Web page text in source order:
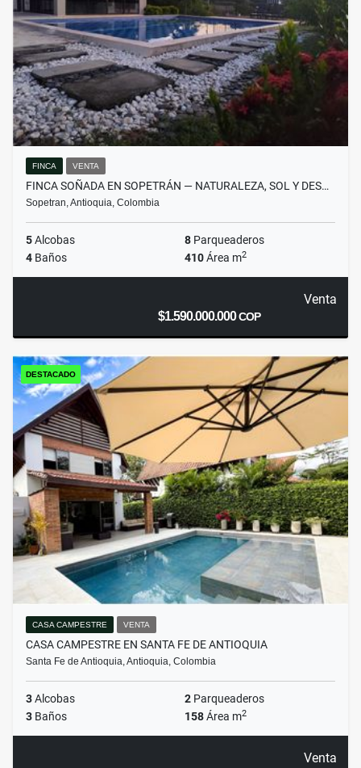
FINCA VENTA
FINCA SOÑADA EN SOPETRÁN — NATURALEZA, SOL Y DES…
Sopetran, Antioquia, Colombia
5Alcobas 8 Parqueaderos
4 Baños 410Área m2
Venta
$1.590.000.000COP
DESTACADO
CASA CAMPESTRE VENTA
CASA CAMPESTRE EN SANTA FE DE ANTIOQUIA
Santa Fe de Antioquia, Antioquia, Colombia
3Alcobas 2 Parqueaderos
3 Baños 158Área m2
Venta